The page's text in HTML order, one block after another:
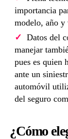
importancia
modelo, año y
Datos del
manejar
pues es quien
ante un
automóvil
del seguro
¿Cómo